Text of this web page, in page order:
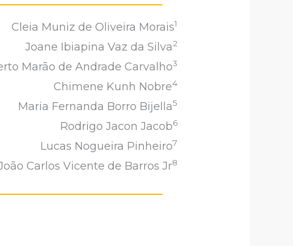
Cleia Muniz de Oliveira Morais1
Joane Ibiapina Vaz da Silva2
Marão de Andrade Carvalho3
Chimene Kunh Nobre4
Maria Fernanda Borro Bijella5
Rodrigo Jacon Jacob6
Lucas Nogueira Pinheiro7
Carlos Vicente de Barros Jr8